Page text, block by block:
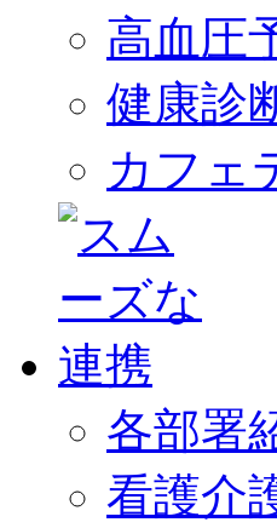
高血圧
健康診
カフェ
各部署
看護介